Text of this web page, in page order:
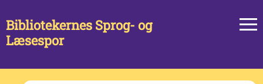
Bibliotekernes Sprog- og
Læsespor